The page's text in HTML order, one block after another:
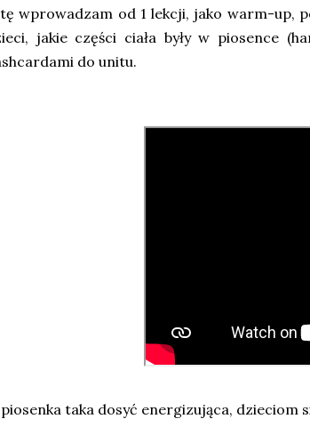
tę wprowadzam od 1 lekcji, jako warm-up,
jakie części ciała były w piosence
do unitu.
taka dosyć energizująca, dzieciom